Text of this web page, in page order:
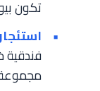
تكون
فندقية